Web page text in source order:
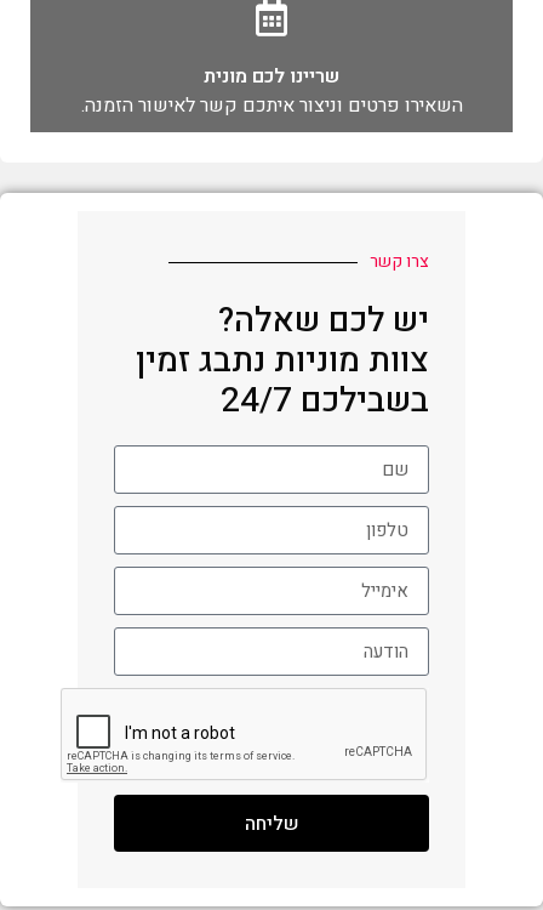
שריינו לכם מונית
השאירו פרטים וניצור איתכם קשר לאישור הזמנה.
צרו קשר
יש לכם שאלה?
צוות מוניות נתבג זמין
בשבילכם 24/7
שליחה